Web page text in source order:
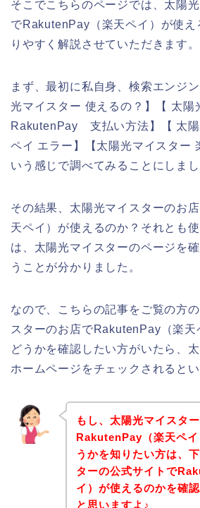
そこでこちらのページでは、太陽
でRakutenPay（楽天ペイ）が使え
りやすく解説させていただきます。
まず、最初に私自身、検索エンジ
光マイスター 使えるの？】【 太陽
RakutenPay 支払い方法】【 太陽
ペイ エラー】【太陽光マイスター
いう感じで調べてみることにしまし
その結果、太陽光マイスターのお
天ペイ）が使えるのか？それとも
は、太陽光マイスターのページを
うことが分かりました。
なので、こちらの記事をご覧の方
スターのお店でRakutenPay（楽天
どうかを確認したい方がいたら、
ホームページをチェックされるとい
もし、太陽光マイスタ
RakutenPay（楽天ペ
うかを知りたい方は、
ターの公式サイトで
イ）が使えるのかを確
と思いますよ♪